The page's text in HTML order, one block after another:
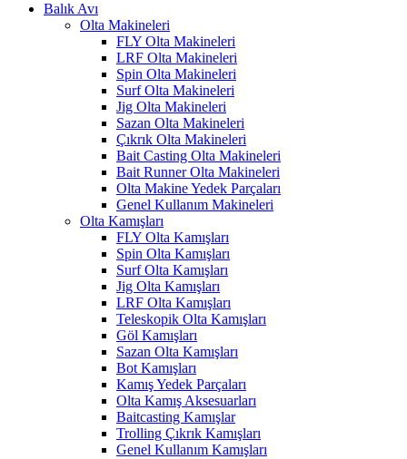
Balık Avı
Olta Makineleri
FLY Olta Makineleri
LRF Olta Makineleri
Spin Olta Makineleri
Surf Olta Makineleri
Jig Olta Makineleri
Sazan Olta Makineleri
Çıkrık Olta Makineleri
Bait Casting Olta Makineleri
Bait Runner Olta Makineleri
Olta Makine Yedek Parçaları
Genel Kullanım Makineleri
Olta Kamışları
FLY Olta Kamışları
Spin Olta Kamışları
Surf Olta Kamışları
Jig Olta Kamışları
LRF Olta Kamışları
Teleskopik Olta Kamışları
Göl Kamışları
Sazan Olta Kamışları
Bot Kamışları
Kamış Yedek Parçaları
Olta Kamış Aksesuarları
Baitcasting Kamışlar
Trolling Çıkrık Kamışları
Genel Kullanım Kamışları